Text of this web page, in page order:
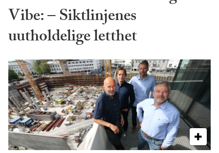
Vibe: – Siktlinjenes
uutholdelige letthet